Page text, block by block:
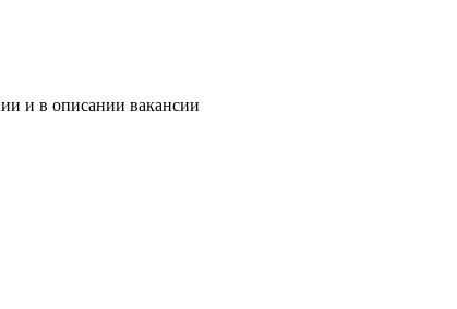
и в описании вакансии